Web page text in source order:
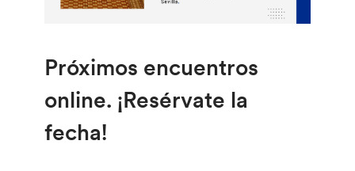
Próximos encuentros
online. ¡Resérvate la
fecha!